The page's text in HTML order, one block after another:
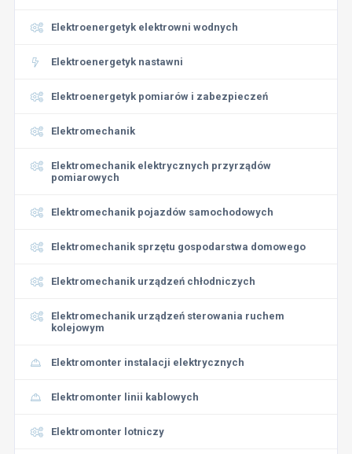
Elektroenergetyk elektrowni wodnych
Elektroenergetyk nastawni
Elektroenergetyk pomiarów i zabezpieczeń
Elektromechanik
Elektromechanik elektrycznych przyrządów
pomiarowych
Elektromechanik pojazdów samochodowych
Elektromechanik sprzętu gospodarstwa domowego
Elektromechanik urządzeń chłodniczych
Elektromechanik urządzeń sterowania ruchem
kolejowym
Elektromonter instalacji elektrycznych
Elektromonter linii kablowych
Elektromonter lotniczy